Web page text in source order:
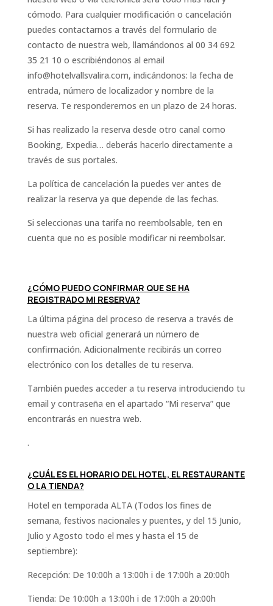
cómodo. Para cualquier modificación o cancelación
puedes contactarnos a través del formulario de
contacto de nuestra web, llamándonos al 00 34 692
35 21 10 o escribiéndonos al email
info@hotelvallsvalira.com, indicándonos: la fecha de
entrada, número de localizador y nombre de la
reserva. Te responderemos en un plazo de 24 horas.
Si has realizado la reserva desde otro canal como
Booking, Expedia… deberás hacerlo directamente a
través de sus portales.
La política de cancelación la puedes ver antes de
realizar la reserva ya que depende de las fechas.
Si seleccionas una tarifa no reembolsable, ten en
cuenta que no es posible modificar ni reembolsar.
¿CÓMO PUEDO CONFIRMAR QUE SE HA
REGISTRADO MI RESERVA?
La última página del proceso de reserva a través de
nuestra web oficial generará un número de
confirmación. Adicionalmente recibirás un correo
electrónico con los detalles de tu reserva.
También puedes acceder a tu reserva introduciendo tu
email y contraseña en el apartado “Mi reserva” que
encontrarás en nuestra web.
.
¿CUÁL ES EL HORARIO DEL HOTEL, EL RESTAURANTE
O LA TIENDA?
Hotel en temporada ALTA (Todos los fines de
semana, festivos nacionales y puentes, y del 15 Junio,
Julio y Agosto todo el mes y hasta el 15 de
septiembre):
Recepción: De 10:00h a 13:00h i de 17:00h a 20:00h
Tienda: De 10:00h a 13:00h i de 17:00h a 20:00h